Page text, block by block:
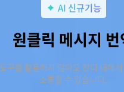
AI 신규기능
원클릭 메시지 번
구를 활용하지 않아도 잔디 내에
소통할 수 있습니다.